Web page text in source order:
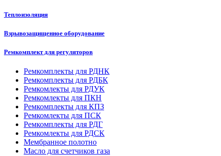
Теплоизоляция
Взрывозащищенное оборудование
Ремкомплект для регуляторов
Ремкомплекты для РДНК
Ремкомплекты для РДБК
Ремкомлекты для РДУК
Ремкомлекты для ПКН
Ремкомплекты для КПЗ
Ремкомлекты для ПСК
Ремкомплекты для РДГ
Ремкомлекты для РДСК
Мембранное полотно
Масло для счетчиков газа